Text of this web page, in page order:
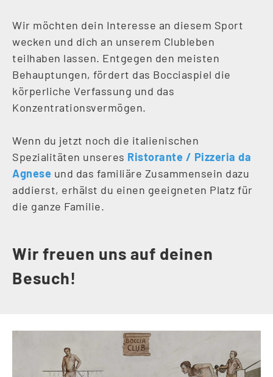
Wir möchten dein Interesse an diesem Sport
wecken und dich an unserem Clubleben
teilhaben lassen. Entgegen den meisten
Behauptungen, fördert das Bocciaspiel die
körperliche Verfassung und das
Konzentrationsvermögen.
Wenn du jetzt noch die italienischen
Spezialitäten unseres Ristorante / Pizzeria da
Agnese und das familiäre Zusammensein dazu
addierst, erhälst du einen geeigneten Platz für
die ganze Familie.
Wir freuen uns auf deinen
Besuch!